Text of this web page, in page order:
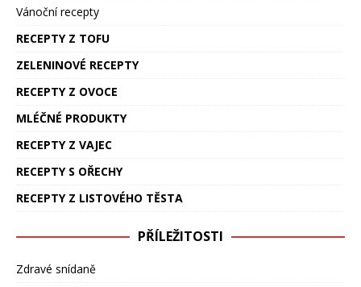
Vánoční recepty
RECEPTY Z TOFU
ZELENINOVÉ RECEPTY
RECEPTY Z OVOCE
MLÉČNÉ PRODUKTY
RECEPTY Z VAJEC
RECEPTY S OŘECHY
RECEPTY Z LISTOVÉHO TĚSTA
PŘÍLEŽITOSTI
Zdravé snídaně